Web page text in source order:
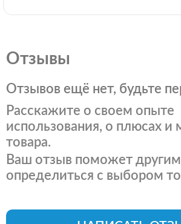
Отзывы
Отзывов ещё нет, будьте
Расскажите о своем опыте
использования, о плюсах и
товара.
Ваш отзыв поможет
определиться с выбором